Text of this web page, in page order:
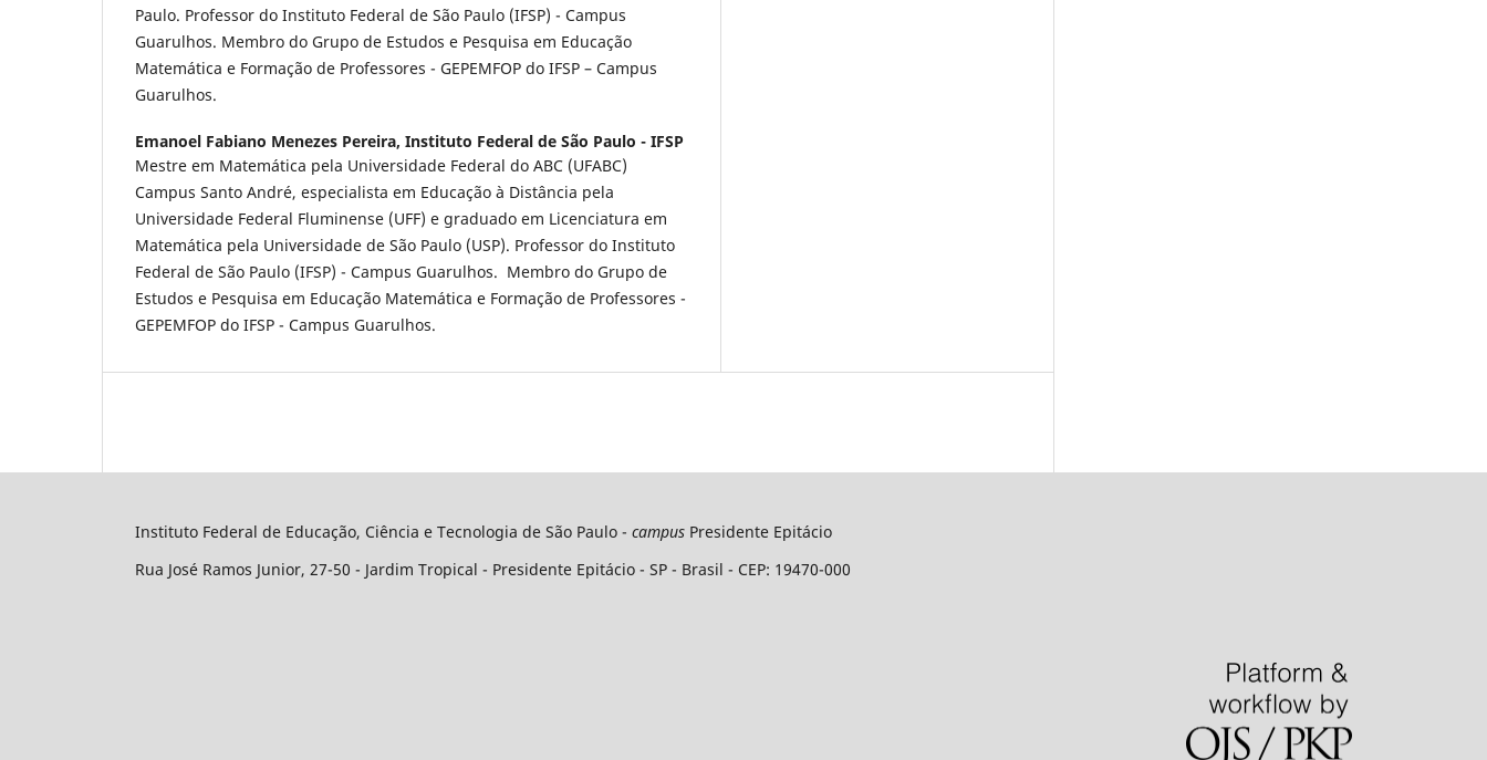
Paulo. Professor do Instituto Federal de São Paulo (IFSP) - Campus
Guarulhos. Membro do Grupo de Estudos e Pesquisa em Educação
Matemática e Formação de Professores - GEPEMFOP do IFSP – Campus
Guarulhos.
Emanoel Fabiano Menezes Pereira, Instituto Federal de São Paulo - IFSP
Mestre em Matemática pela Universidade Federal do ABC (UFABC)
Campus Santo André, especialista em Educação à Distância pela
Universidade Federal Fluminense (UFF) e graduado em Licenciatura em
Matemática pela Universidade de São Paulo (USP). Professor do Instituto
Federal de São Paulo (IFSP) - Campus Guarulhos. Membro do Grupo de
Estudos e Pesquisa em Educação Matemática e Formação de Professores -
GEPEMFOP do IFSP - Campus Guarulhos.
Instituto Federal de Educação, Ciência e Tecnologia de São Paulo - campus Presidente Epitácio
Rua José Ramos Junior, 27-50 - Jardim Tropical - Presidente Epitácio - SP - Brasil - CEP: 19470-000